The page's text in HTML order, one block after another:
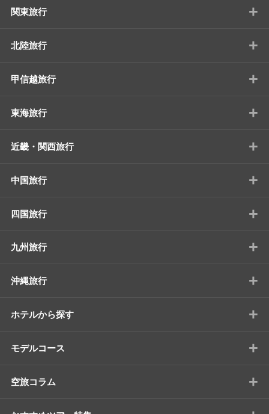
関東旅行 +
北陸旅行 +
甲信越旅行 +
東海旅行 +
近畿・関西旅行 +
中国旅行 +
四国旅行 +
九州旅行 +
沖縄旅行 +
ホテルから探す +
モデルコース +
空旅コラム +